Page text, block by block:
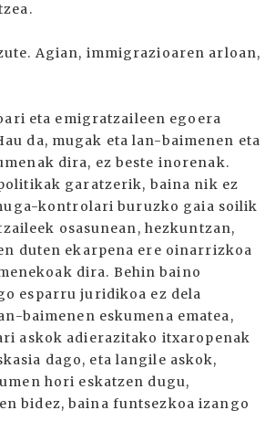
Agian, immigrazioaren arloan,
eta emigratzaileen egoera
da, mugak eta lan-baimenen eta
dira, ez beste inorenak.
garatzerik, baina nik ez
kontrolari buruzko gaia soilik
osasunean, hezkuntzan,
duten ekarpena ere oinarrizkoa
dira. Behin baino
esparru juridikoa ez dela
baimenen eskumena ematea,
askok adierazitako itxaropenak
dago, eta langile askok,
hori eskatzen dugu,
bidez, baina funtsezkoa izango